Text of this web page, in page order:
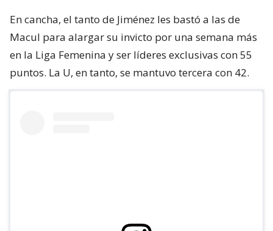
En cancha, el tanto de Jiménez les bastó a las de
Macul para alargar su invicto por una semana más
en la Liga Femenina y ser líderes exclusivas con 55
puntos. La U, en tanto, se mantuvo tercera con 42.